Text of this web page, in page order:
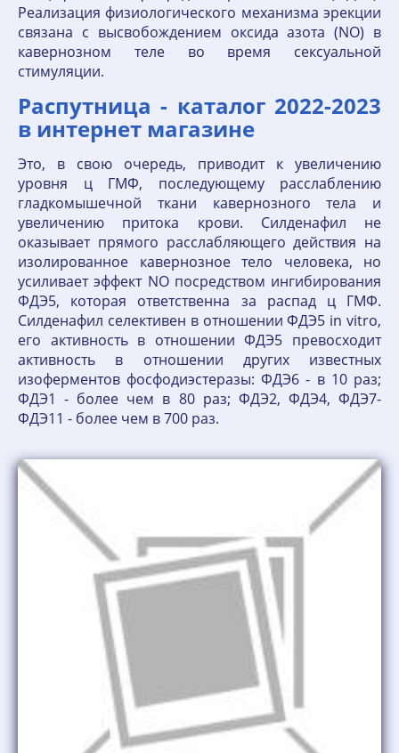
Реализация физиологического механизма эрекции
связана с высвобождением оксида азота (NO) в
кавернозном теле во время сексуальной
стимуляции.
Распутница - каталог 2022-2023
в интернет магазине
Это, в свою очередь, приводит к увеличению
уровня ц ГМФ, последующему расслаблению
гладкомышечной ткани кавернозного тела и
увеличению притока крови. Силденафил не
оказывает прямого расслабляющего действия на
изолированное кавернозное тело человека, но
усиливает эффект NO посредством ингибирования
ФДЭ5, которая ответственна за распад ц ГМФ.
Силденафил селективен в отношении ФДЭ5 in vitro,
его активность в отношении ФДЭ5 превосходит
активность в отношении других известных
изоферментов фосфодиэстеразы: ФДЭ6 - в 10 раз;
ФДЭ1 - более чем в 80 раз; ФДЭ2, ФДЭ4, ФДЭ7-
ФДЭ11 - более чем в 700 раз.